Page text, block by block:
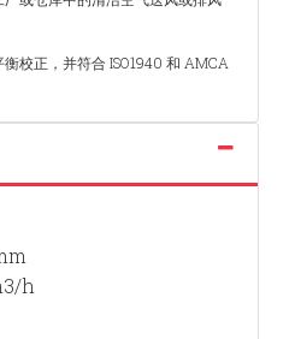
校正，并符合 ISO1940 和 AMCA
h